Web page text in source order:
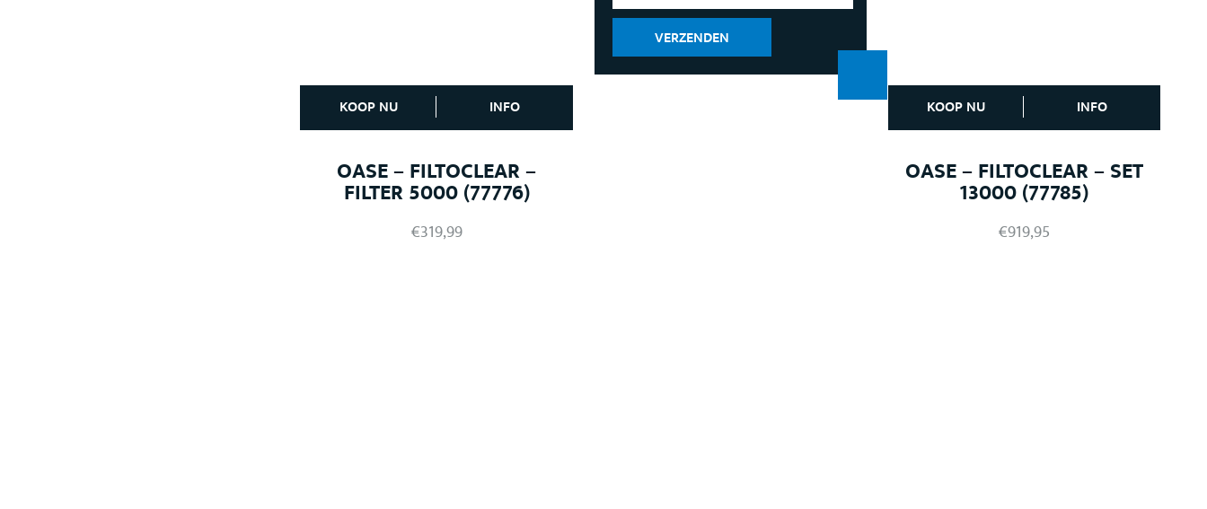
KOOP NU INFO
OASE – FILTOCLEAR –
FILTER 5000 (77776)
€319,99
A
*
VERZENDEN
KOOP NU INFO
OASE – FILTOCLEAR – SET
13000 (77785)
€919,95